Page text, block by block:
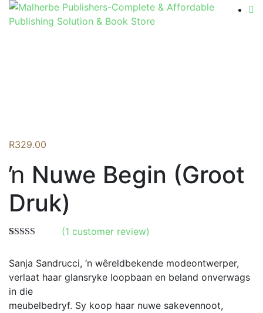
R329.00
ŉ Nuwe Begin (Groot
Druk)
based on
customer
rating
(1 customer review)
Sanja Sandrucci, ‘n wêreldbekende modeontwerper,
verlaat haar glansryke loopbaan en beland onverwags
in die
meubelbedryf. Sy koop haar nuwe sakevennoot,